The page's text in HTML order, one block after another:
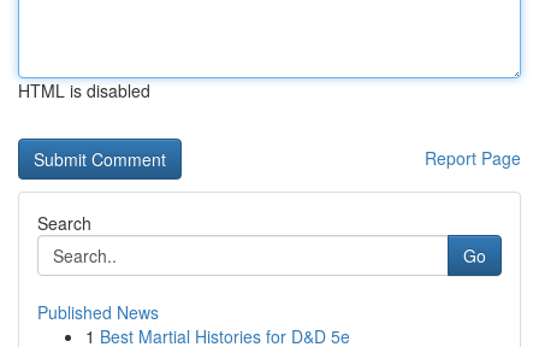
HTML is disabled
Report Page
Search
Go
Published News
1 Best Martial Histories for D&D 5e